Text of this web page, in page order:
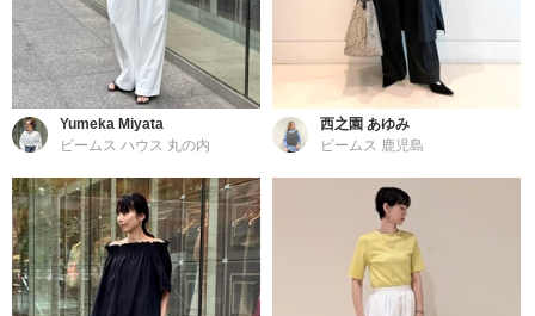
Yumeka Miyata
ビームス ハウス 丸の内
西之園 あゆみ
ビームス 鹿児島